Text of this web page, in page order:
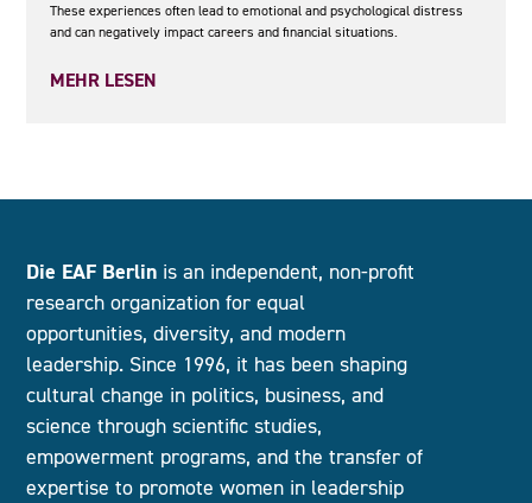
These experiences often lead to emotional and psychological distress
and can negatively impact careers and financial situations.
MEHR LESEN
Die EAF Berlin is an independent, non-profit
research organization for equal
opportunities, diversity, and modern
leadership. Since 1996, it has been shaping
cultural change in politics, business, and
science through scientific studies,
empowerment programs, and the transfer of
expertise to promote women in leadership